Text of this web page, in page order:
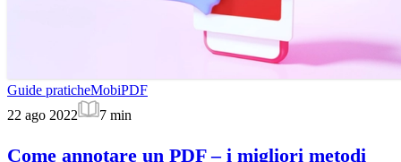
Guide praticheMobiPDF
22 ago 2022
7 min
Come annotare un PDF – i migliori metodi